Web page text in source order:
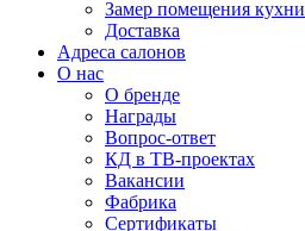
Замер помещения кухни
Доставка
Адреса салонов
О нас
О бренде
Награды
Вопрос-ответ
КД в ТВ-проектах
Вакансии
Фабрика
Сертификаты